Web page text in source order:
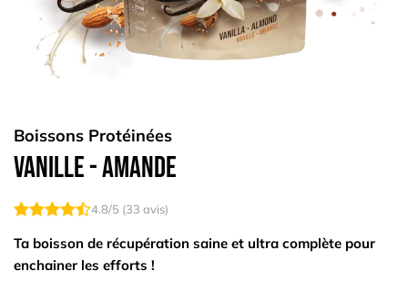
Boissons Protéinées
Vanille - Amande
4.8/5 (33 avis)
Ta boisson de récupération saine et ultra complète pour
enchainer les efforts !